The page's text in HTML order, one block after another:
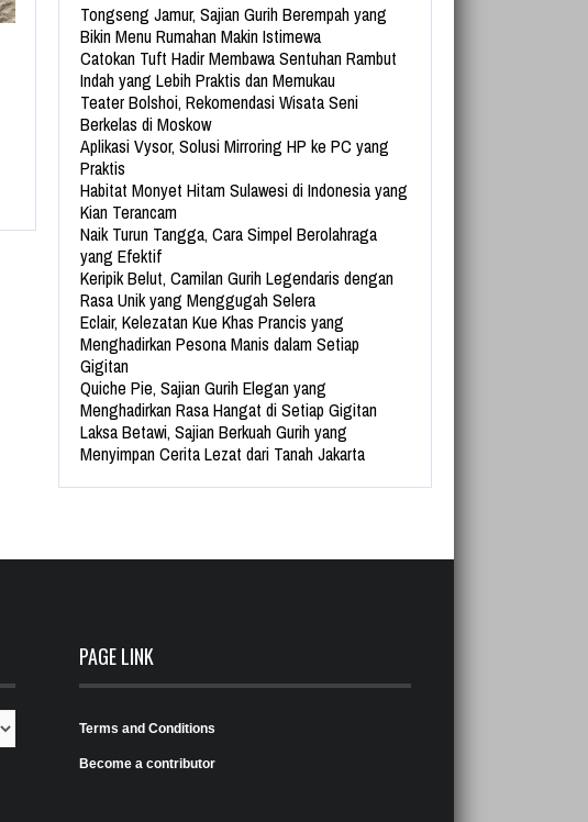
Tongseng Jamur, Sajian Gurih Berempah yang
Bikin Menu Rumahan Makin Istimewa
Catokan Tuft Hadir Membawa Sentuhan Rambut
Indah yang Lebih Praktis dan Memukau
Teater Bolshoi, Rekomendasi Wisata Seni
Berkelas di Moskow
Aplikasi Vysor, Solusi Mirroring HP ke PC yang
Praktis
Habitat Monyet Hitam Sulawesi di Indonesia yang
Kian Terancam
Naik Turun Tangga, Cara Simpel Berolahraga
yang Efektif
Keripik Belut, Camilan Gurih Legendaris dengan
Rasa Unik yang Menggugah Selera
Eclair, Kelezatan Kue Khas Prancis yang
Menghadirkan Pesona Manis dalam Setiap
Gigitan
Quiche Pie, Sajian Gurih Elegan yang
Menghadirkan Rasa Hangat di Setiap Gigitan
Laksa Betawi, Sajian Berkuah Gurih yang
Menyimpan Cerita Lezat dari Tanah Jakarta
PAGE LINK
Terms and Conditions
Become a contributor